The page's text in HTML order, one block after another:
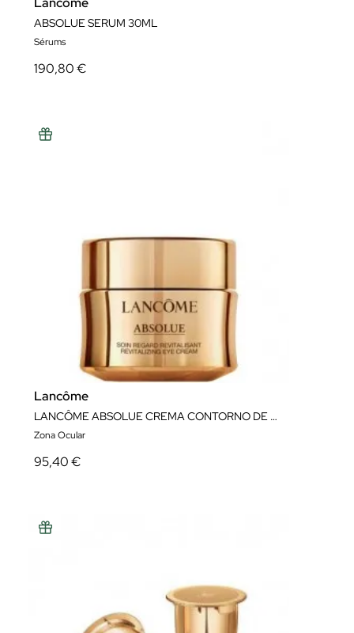
ABSOLUE SERUM 30ML
Sérums
190,80 €
Lancôme
LANCÔME ABSOLUE CREMA CONTORNO DE OJOS REGENERADORA 20 ML
Zona Ocular
95,40 €